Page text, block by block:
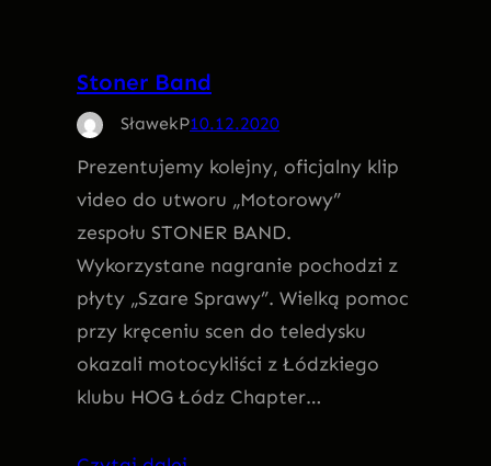
Stoner Band
SławekP10.12.2020
Prezentujemy kolejny, oficjalny klip
video do utworu „Motorowy”
zespołu STONER BAND.
Wykorzystane nagranie pochodzi z
płyty „Szare Sprawy”. Wielką pomoc
przy kręceniu scen do teledysku
okazali motocykliści z Łódzkiego
klubu HOG Łódz Chapter…